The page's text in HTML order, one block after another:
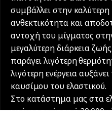
συμβάλλει στην
ανθεκτικότητα και
αντοχή του μίγματος
μεγαλύτερη διάρκεια
παράγει λιγότερη
λιγότερη ενέργεια
καυσίμου του ελαστικού.
Στο κατάστημα μας στα
χρόνος εγγύηση ή 20.000